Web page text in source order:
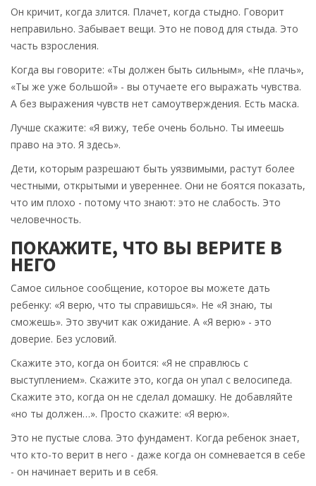
Он кричит, когда злится. Плачет, когда стыдно. Говорит
неправильно. Забывает вещи. Это не повод для стыда. Это
часть взросления.
Когда вы говорите: «Ты должен быть сильным», «Не плачь»,
«Ты же уже большой» - вы отучаете его выражать чувства.
А без выражения чувств нет самоутверждения. Есть маска.
Лучше скажите: «Я вижу, тебе очень больно. Ты имеешь
право на это. Я здесь».
Дети, которым разрешают быть уязвимыми, растут более
честными, открытыми и увереннее. Они не боятся показать,
что им плохо - потому что знают: это не слабость. Это
человечность.
ПОКАЖИТЕ, ЧТО ВЫ ВЕРИТЕ В
НЕГО
Самое сильное сообщение, которое вы можете дать
ребенку: «Я верю, что ты справишься». Не «Я знаю, ты
сможешь». Это звучит как ожидание. А «Я верю» - это
доверие. Без условий.
Скажите это, когда он боится: «Я не справлюсь с
выступлением». Скажите это, когда он упал с велосипеда.
Скажите это, когда он не сделал домашку. Не добавляйте
«но ты должен…». Просто скажите: «Я верю».
Это не пустые слова. Это фундамент. Когда ребенок знает,
что кто-то верит в него - даже когда он сомневается в себе
- он начинает верить и в себя.